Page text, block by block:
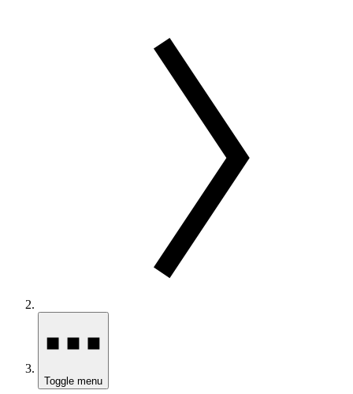
Toggle menu